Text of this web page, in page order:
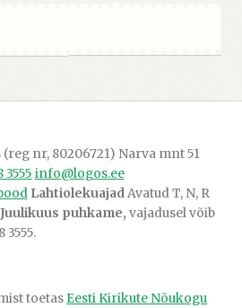
nr, 80206721) Narva mnt 51
3555 info@logos.ee
LahtiolekuajadAvatud T, N, R
Juulikuus puhkame, vajadusel võib
toetas Eesti Kirikute Nõukogu